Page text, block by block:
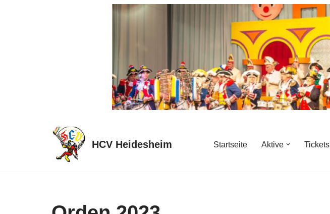
HCV Heidesheim Startseite Aktive Tickets